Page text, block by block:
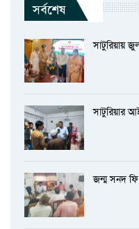
সর্বশেষ
সাটুরিয়ায়
সাটুরিয়ার
জন্ম সনদ ফি